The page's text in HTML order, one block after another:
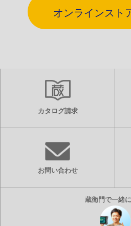
オンラインスト
カタログ請求
お問い合わせ